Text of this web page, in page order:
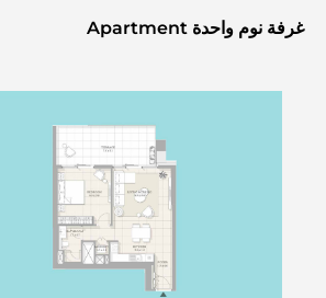
غرفة نوم واحدة Apartment